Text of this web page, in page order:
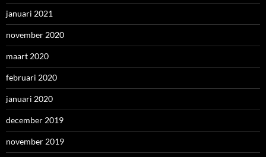
januari 2021
november 2020
maart 2020
februari 2020
januari 2020
december 2019
november 2019